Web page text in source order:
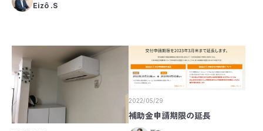
Eizô .S
2022/05/29
補助金申請期限の延長